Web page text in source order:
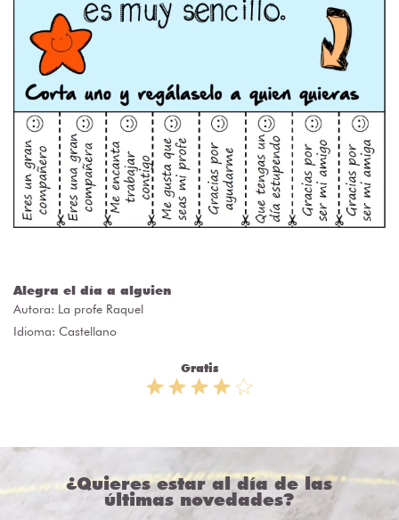
Alegra el día a alguien
Autora: La profe Raquel
Idioma: Castellano
Gratis
¿Quieres estar al día de las
últimas novedades?